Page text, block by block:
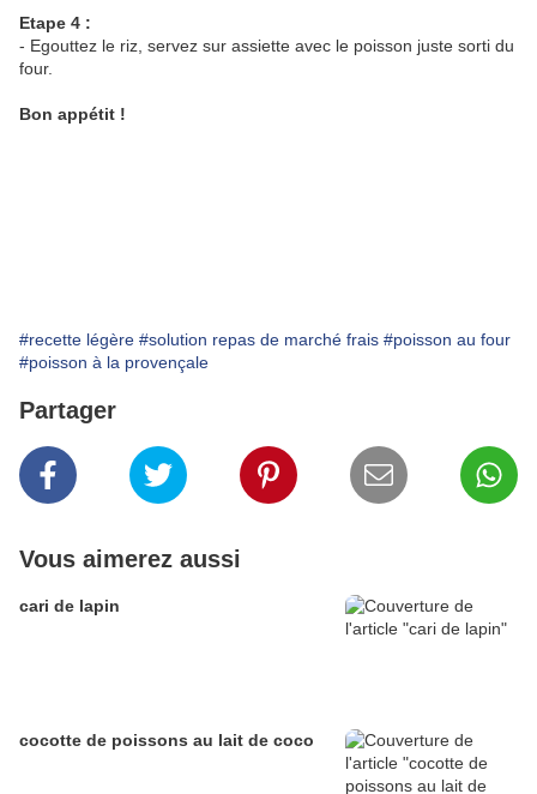
Etape 4 :
- Egouttez le riz, servez sur assiette avec le poisson juste sorti du
four.
Bon appétit !
#recette légère #solution repas de marché frais #poisson au four
#poisson à la provençale
Partager
Vous aimerez aussi
cari de lapin
cocotte de poissons au lait de coco